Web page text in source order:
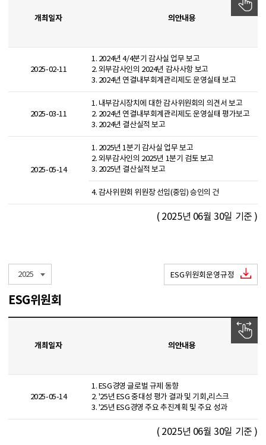
개최일자 의안내용
2025-02-11
1. 2024년 4/4분기 감사실 업무 보고
2. 외부감사인의 2024년 감사사항 보고
3. 2024년 연결내부회계관리제도 운영실태 보고
2025-03-11
1. 내부감시장치에 대한 감사위원회의 의견서 보고
2. 2024년 연결내부회계관리제도 운영실태 평가보고
3. 2024년 결산실적 보고
2025-05-14
1. 2025년 1분기 감사실 업무 보고
2. 외부감사인의 2025년 1분기 검토 보고
3. 2025년 결산실적 보고
4. 감사위원회 위원장 선임(중임) 승인의 건
( 2025년 06월 30일 기준 )
2025 ESG위원회운영규정
ESG위원회
개최일자 의안내용
2025-05-14
1. ESG경영 글로벌 규제 동향
2. '25년 ESG 중대성 평가 결과 및 기회,리스크
3. '25년 ESG경영 주요 추진계획 및 주요 성과
( 2025년 06월 30일 기준 )